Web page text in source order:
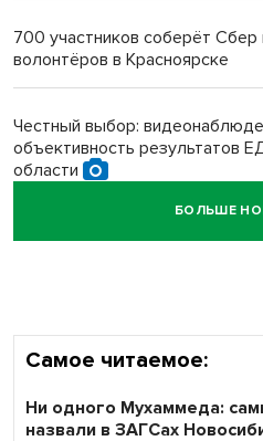
Обновлённое отделение ВТБ
700 участников соберёт Сбер
волонтёров в Красноярске
Честный выбор:
объективность результатов
области
Кибертанки пошли в бой:
БОЛЬШЕ
Самое читаемое:
Ни одного Мухаммеда:
назвали в ЗАГСах